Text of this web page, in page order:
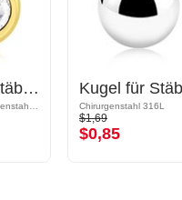
Kugel für Stäbe mit Gewinde (Chirurgenstahl, gold, glänzend) mit Kristallstein
Chirurgenstahl 316L
$1,69
$0,85